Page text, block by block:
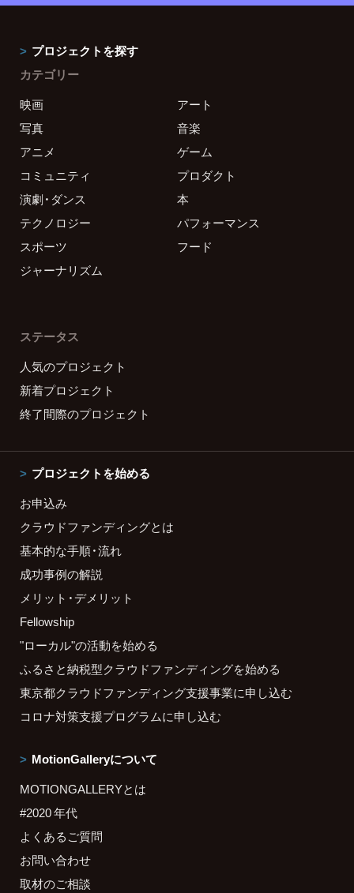
プロジェクトを探す
カテゴリー
映画
アート
写真
音楽
アニメ
ゲーム
コミュニティ
プロダクト
演劇・ダンス
本
テクノロジー
パフォーマンス
スポーツ
フード
ジャーナリズム
ステータス
人気のプロジェクト
新着プロジェクト
終了間際のプロジェクト
プロジェクトを始める
お申込み
クラウドファンディングとは
基本的な手順・流れ
成功事例の解説
メリット・デメリット
Fellowship
"ローカル"の活動を始める
ふるさと納税型クラウドファンディングを始める
東京都クラウドファンディング支援事業に申し込む
コロナ対策支援プログラムに申し込む
MotionGalleryについて
MOTIONGALLERYとは
#2020 年代
よくあるご質問
お問い合わせ
取材のご相談